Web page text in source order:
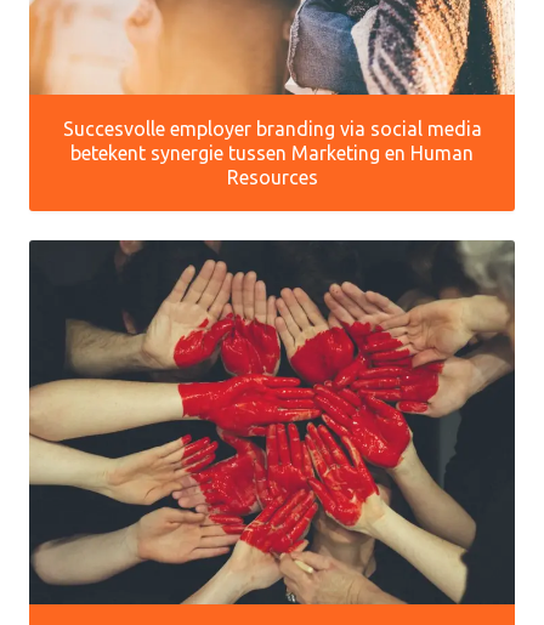
Succesvolle employer branding via social media
betekent synergie tussen Marketing en Human
Resources